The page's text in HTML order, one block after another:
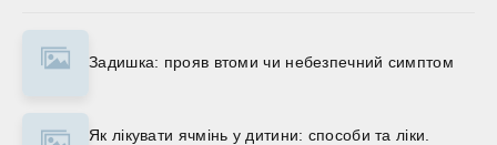
Задишка: прояв втоми чи небезпечний симптом
Як лікувати ячмінь у дитини: способи та ліки.